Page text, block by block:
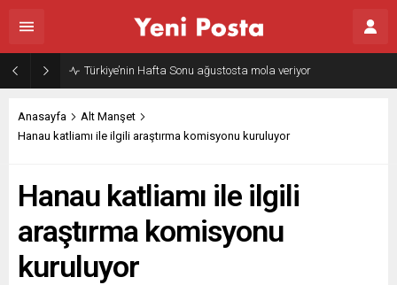
Gazze’nin geleceği: Teknokratik kontrol mü, kolonializm mi?
Anasayfa
Alt Manşet
Hanau katliamı ile ilgili araştırma komisyonu kuruluyor
Hanau katliamı ile ilgili
araştırma komisyonu
kuruluyor